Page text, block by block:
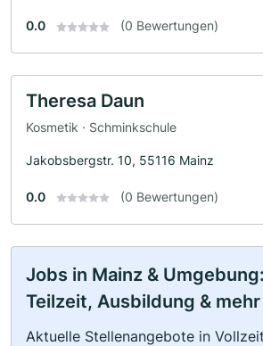
0.0 (0 Bewertungen)
Theresa Daun
Kosmetik · Schminkschule
Jakobsbergstr. 10, 55116 Mainz
0.0 (0 Bewertungen)
Jobs in Mainz &
Teilzeit, Ausbildung & mehr
Aktuelle Stellenangebote in